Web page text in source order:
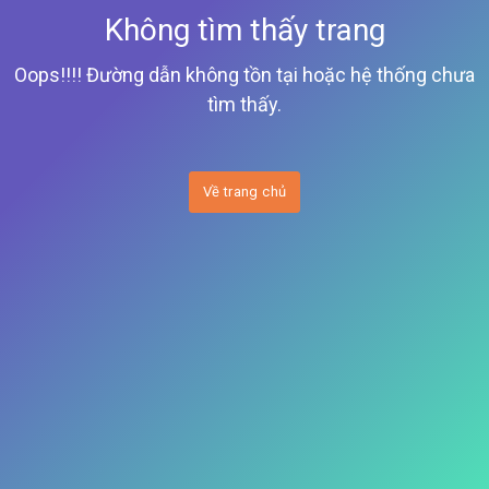
Không tìm thấy trang
Oops!!!! Đường dẫn không tồn tại hoặc hệ thống chưa
tìm thấy.
Về trang chủ